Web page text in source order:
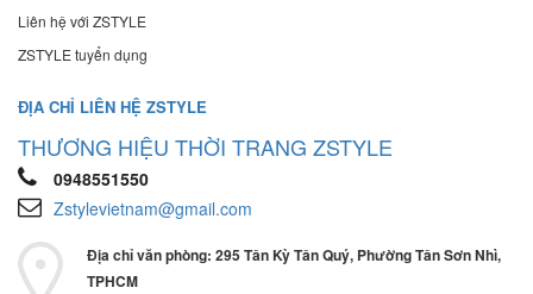
Liên hệ với ZSTYLE
ZSTYLE tuyển dụng
ĐỊA CHỈ LIÊN HỆ ZSTYLE
THƯƠNG HIỆU THỜI TRANG ZSTYLE
0948551550
Zstylevietnam@gmail.com
Địa chỉ văn phòng: 295 Tân Kỳ Tân Quý, Phường Tân Sơn Nhì,
TPHCM